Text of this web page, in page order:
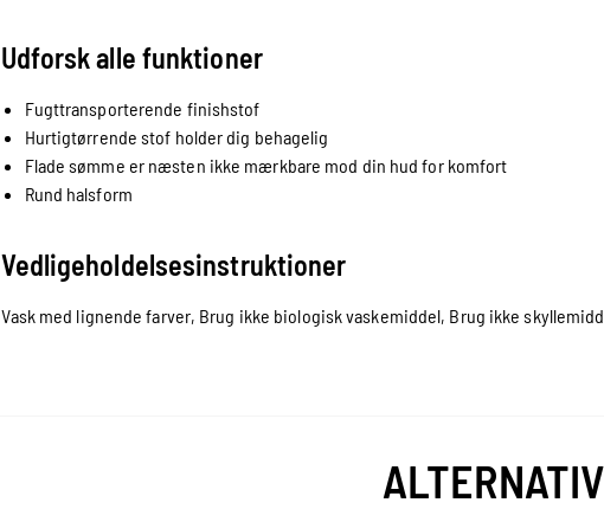
Udforsk alle funktioner
Fugttransporterende finishstof
Hurtigtørrende stof holder dig behagelig
Flade sømme er næsten ikke mærkbare mod din hud for komfort
Rund halsform
Vedligeholdelsesinstruktioner
Vask med lignende farver, Brug ikke biologisk vaskemiddel, Brug ikke